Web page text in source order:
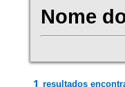
Nome
resultados